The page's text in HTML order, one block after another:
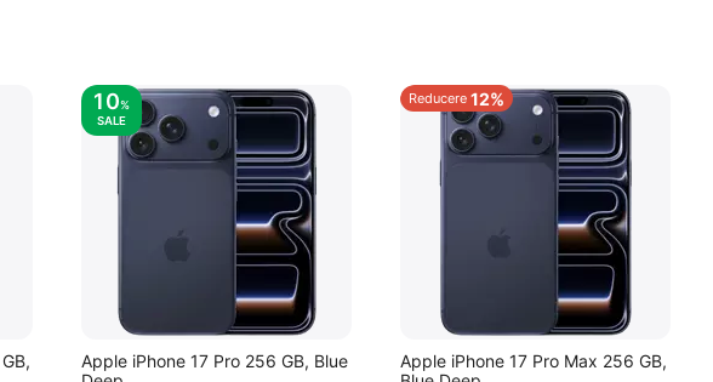
10%
SALE
Apple iPhone 17 Pro 256 GB, Blue
Reducere 12%
Apple iPhone 17 Pro Max 256 GB,